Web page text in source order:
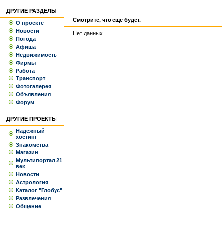
ДРУГИЕ РАЗДЕЛЫ
О проекте
Новости
Погода
Афиша
Недвижимость
Фирмы
Работа
Транспорт
Фотогалерея
Объявления
Форум
ДРУГИЕ ПРОЕКТЫ
Надежный
хостинг
Знакомства
Магазин
Мультипортал 21
век
Новости
Астрология
Каталог "Глобус"
Развлечения
Общение
Смотрите, что еще будет.
Нет данных